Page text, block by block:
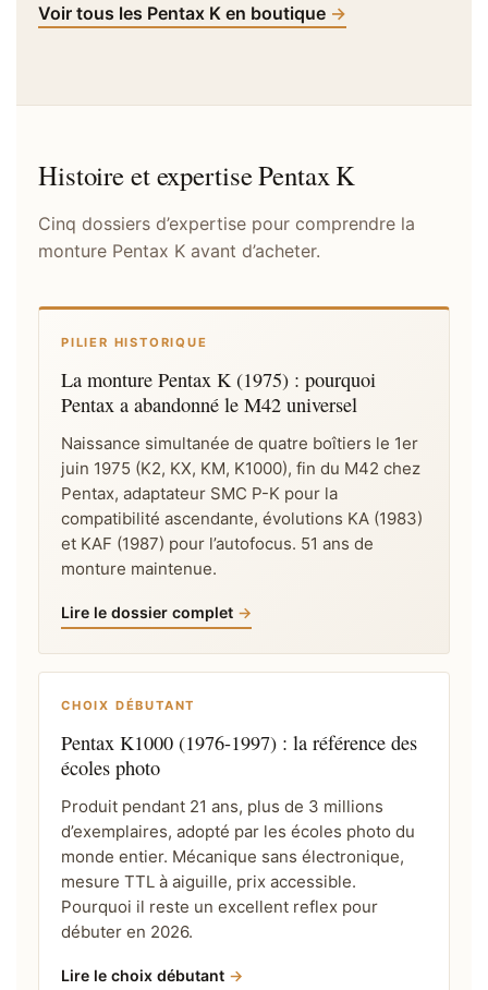
Voir tous les Pentax K en boutique
Histoire et expertise Pentax K
Cinq dossiers d’expertise pour comprendre la
monture Pentax K avant d’acheter.
PILIER HISTORIQUE
La monture Pentax K (1975) : pourquoi
Pentax a abandonné le M42 universel
Naissance simultanée de quatre boîtiers le 1er
juin 1975 (K2, KX, KM, K1000), fin du M42 chez
Pentax, adaptateur SMC P-K pour la
compatibilité ascendante, évolutions KA (1983)
et KAF (1987) pour l’autofocus. 51 ans de
monture maintenue.
Lire le dossier complet
CHOIX DÉBUTANT
Pentax K1000 (1976-1997) : la référence des
écoles photo
Produit pendant 21 ans, plus de 3 millions
d’exemplaires, adopté par les écoles photo du
monde entier. Mécanique sans électronique,
mesure TTL à aiguille, prix accessible.
Pourquoi il reste un excellent reflex pour
débuter en 2026.
Lire le choix débutant